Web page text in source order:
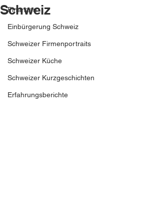
Finanzen
Einbürgerung Schweiz
Schweizer Firmenportraits
Schweizer Küche
Schweizer Kurzgeschichten
Erfahrungsberichte
Schweiz